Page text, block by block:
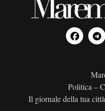
Politica –
Il giornale della tua